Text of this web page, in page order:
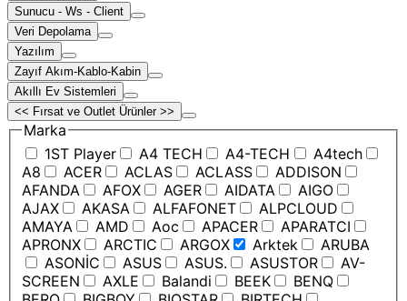
Sunucu - Ws - Client
Veri Depolama
Yazılım
Zayıf Akım-Kablo-Kabin
Akıllı Ev Sistemleri
<< Fırsat ve Outlet Ürünler >>
Marka
1ST Player
A4 TECH A4-TECH
A4tech
A8
ACER ACLAS ACLASS
ADDISON
AFANDA
AFOX AGER AIDATA
AIGO
AJAX
AKASA ALFAFONET
ALPCLOUD
AMAYA
AMD Aoc APACER
APARATCI
APRONX
ARCTIC ARGOX Arktek
ARUBA
ASONİC
ASUS ASUS. ASUSTOR
AV-
SCREEN
AXLE Balandi BEEK
BENQ